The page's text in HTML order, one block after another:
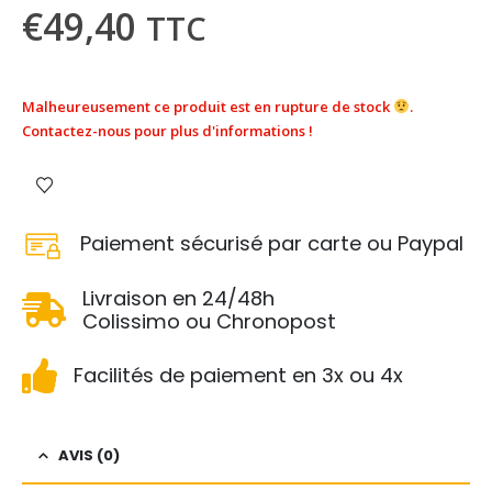
€49,40 TTC
Malheureusement ce produit est en rupture de stock
.
Contactez-nous pour plus d'informations !
Paiement sécurisé par carte ou Paypal
Livraison en 24/48h
Colissimo ou Chronopost
Facilités de paiement en 3x ou 4x
AVIS (0)